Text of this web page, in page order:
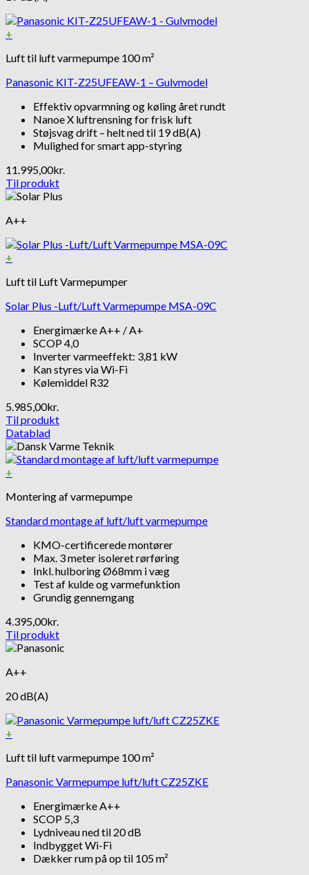
+
Luft til luft varmepumpe 100 m²
Panasonic KIT-Z25UFEAW-1 – Gulvmodel
Effektiv opvarmning og køling året rundt
Nanoe X luftrensning for frisk luft
Støjsvag drift – helt ned til 19 dB(A)
Mulighed for smart app-styring
11.995,00kr.
Til produkt
A++
+
Luft til Luft Varmepumper
Solar Plus -Luft/Luft Varmepumpe MSA-09C
Energimærke A++ / A+
SCOP 4,0
Inverter varmeeffekt: 3,81 kW
Kan styres via Wi-Fi
Kølemiddel R32
5.985,00kr.
Til produkt
Datablad
+
Montering af varmepumpe
Standard montage af luft/luft varmepumpe
KMO-certificerede montører
Max. 3 meter isoleret rørføring
Inkl. hulboring Ø68mm i væg
Test af kulde og varmefunktion
Grundig gennemgang
4.395,00kr.
Til produkt
A++
20 dB(A)
+
Luft til luft varmepumpe 100 m²
Panasonic Varmepumpe luft/luft CZ25ZKE
Energimærke A++
SCOP 5,3
Lydniveau ned til 20 dB
Indbygget Wi-Fi
Dækker rum på op til 105 m²